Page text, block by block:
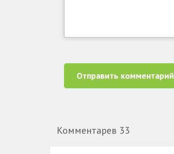
Отправить комментарий
Комментарев 33